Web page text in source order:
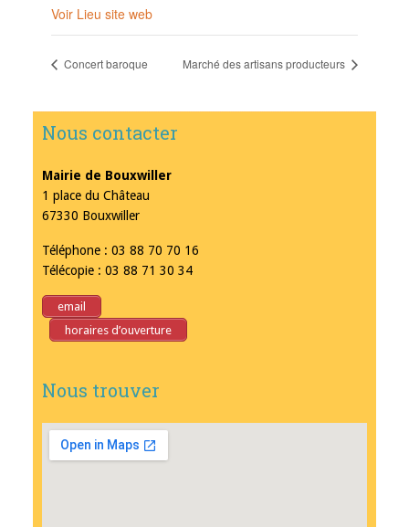
Voir Lieu site web
Concert baroque Marché des artisans producteurs
Nous contacter
Mairie de Bouxwiller
1 place du Château
67330 Bouxwiller
Téléphone : 03 88 70 70 16
Télécopie : 03 88 71 30 34
email
horaires d’ouverture
Nous trouver